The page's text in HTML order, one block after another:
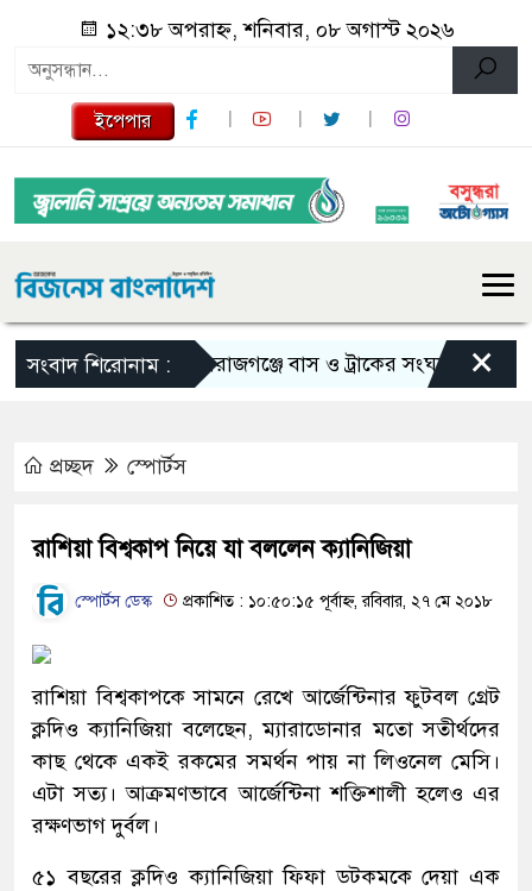
১২:৩৮ অপরাহ্ন, শনিবার, ০৮ অগাস্ট ২০২৬
ইপেপার
সংবাদ শিরোনাম :সিরাজগঞ্জে বাস ও ট্রাকের সংঘর্ষে নিহত ২×
প্রচ্ছদ স্পোর্টস
রাশিয়া বিশ্বকাপ নিয়ে যা বললেন ক্যানিজিয়া
স্পোর্টস ডেস্ক প্রকাশিত : ১০:৫০:১৫ পূর্বাহ্ন, রবিবার, ২৭ মে ২০১৮
রাশিয়া বিশ্বকাপকে সামনে রেখে আর্জেন্টিনার ফুটবল গ্রেট
ক্লদিও ক্যানিজিয়া বলেছেন, ম্যারাডোনার মতো সতীর্থদের
কাছ থেকে একই রকমের সমর্থন পায় না লিওনেল মেসি।
এটা সত্য। আক্রমণভাবে আর্জেন্টিনা শক্তিশালী হলেও এর
রক্ষণভাগ দুর্বল।
৫১ বছরের ক্লদিও ক্যানিজিয়া ফিফা ডটকমকে দেয়া এক